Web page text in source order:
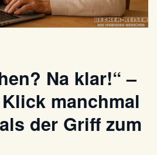
Na klar!“ –
manchmal
der Griff zum